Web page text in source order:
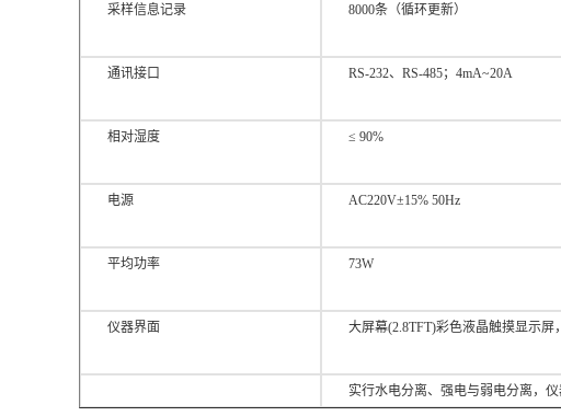
采样信息记录 8000条（循环更新）
通讯接口 RS-232、RS-485；4mA~20A
相对湿度 ≤ 90%
电源 AC220V±15% 50Hz
平均功率 73W
仪器界面 大屏幕(2.8TFT)彩色液晶触摸显示屏
实行水电分离、强电与弱电分离，仪